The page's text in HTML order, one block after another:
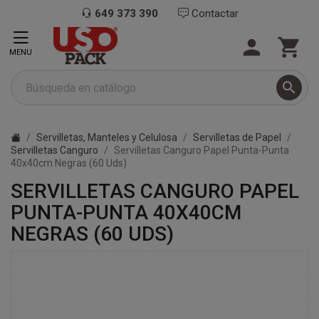
649 373 390 Contactar

 
MENU
Servilletas, Manteles y Celulosa
Servilletas de Papel
Servilletas Canguro
Servilletas Canguro Papel Punta-Punta
40x40cm Negras (60 Uds)
SERVILLETAS CANGURO PAPEL
PUNTA-PUNTA 40X40CM
NEGRAS (60 UDS)